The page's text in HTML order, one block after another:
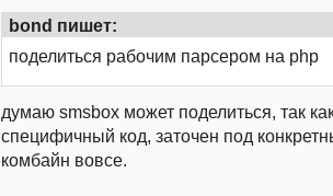
bond пишет:
поделиться рабочим парсером на php
думаю smsbox может поделиться, так
специфичный код, заточен под
комбайн вовсе.